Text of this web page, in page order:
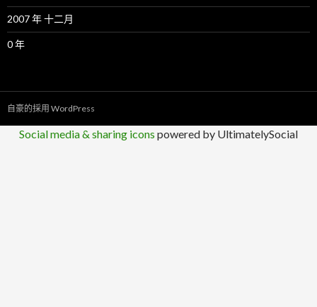
2007 年 十二月
0 年
自豪的採用 WordPress
Social media & sharing icons powered by UltimatelySocial